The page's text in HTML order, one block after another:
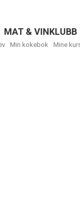
MAT & VINKLUBB
Min kokebok Mine